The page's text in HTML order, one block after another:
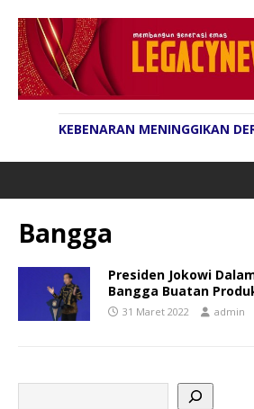
KEBENARAN MENINGGIKAN
Bangga
Presiden Jokowi
Bangga Buatan
31 Maret 2022 admin